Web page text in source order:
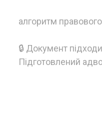
алгоритм
🔒 Документ
Підготовлений